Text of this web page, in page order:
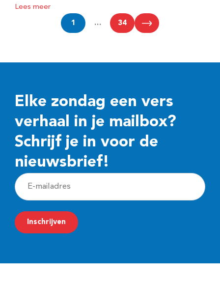
Lees meer
1 … 34
Elke zondag een vers
verhaal in je mailbox?
Schrijf je in voor de
nieuwsbrief!
E
-
m
a
Inschrijven